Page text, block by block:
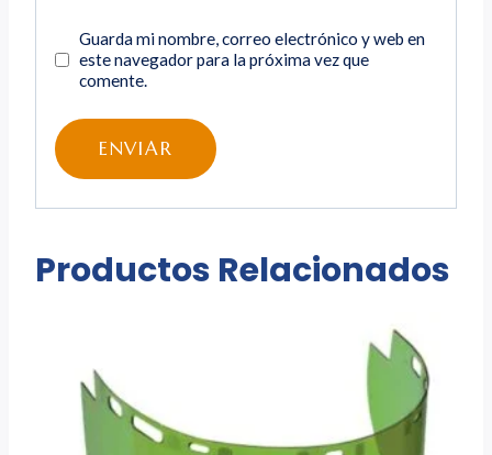
Guarda mi nombre, correo electrónico y web en
este navegador para la próxima vez que
comente.
Productos Relacionados